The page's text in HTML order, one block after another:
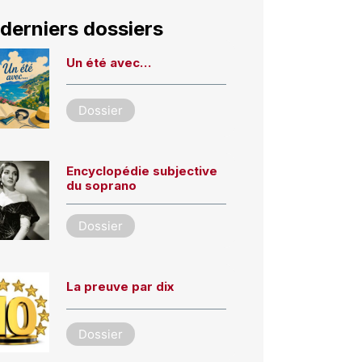
dossiers
Un été avec…
Dossier
Encyclopédie subjective
du soprano
Dossier
La preuve par dix
Dossier